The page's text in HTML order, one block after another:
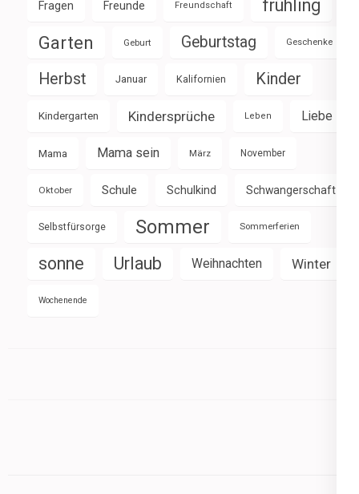
Fragen Freunde Freundschaft frühling
Garten Geburt Geburtstag Geschenke
Herbst Januar Kalifornien Kinder
Kindergarten Kindersprüche Leben Liebe
Mama Mama sein März November
Oktober Schule Schulkind Schwangerschaft
Selbstfürsorge Sommer Sommerferien
sonne Urlaub Weihnachten Winter
Wochenende